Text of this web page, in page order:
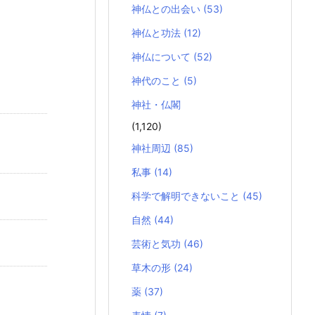
神仏との出会い (53)
神仏と功法 (12)
神仏について (52)
神代のこと (5)
神社・仏閣
(1,120)
神社周辺 (85)
私事 (14)
科学で解明できないこと (45)
自然 (44)
芸術と気功 (46)
草木の形 (24)
薬 (37)